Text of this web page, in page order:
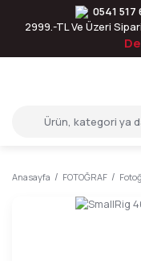
0541 517
2999.-TL Ve Üzeri
Anasayfa FOTOĞRAF